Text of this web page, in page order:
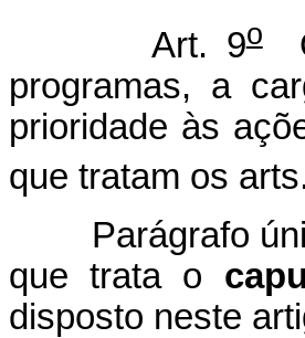
Art. 9o
programas, a
prioridade às
que tratam os
Parágrafo
que trata o
disposto neste